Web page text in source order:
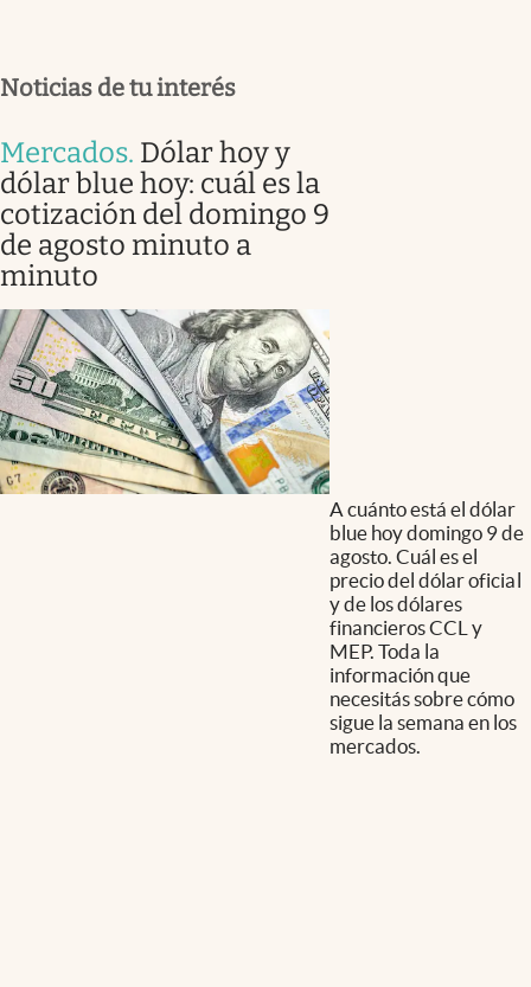
Noticias de tu interés
Mercados. Dólar hoy y
dólar blue hoy: cuál es la
cotización del domingo 9
de agosto minuto a
minuto
A cuánto está el dólar
blue hoy domingo 9 de
agosto. Cuál es el
precio del dólar oficial
y de los dólares
financieros CCL y
MEP. Toda la
información que
necesitás sobre cómo
sigue la semana en los
mercados.